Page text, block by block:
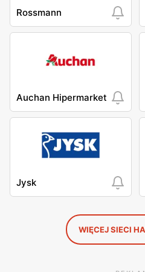
Rossmann
Auchan Hipermarket
Jysk
WIĘCEJ SIECI